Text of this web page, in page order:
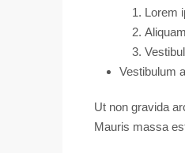
Lorem
Vestibulum
Ut non gravida
Mauris massa